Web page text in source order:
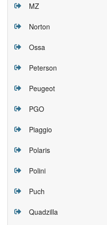
MZ
Norton
Ossa
Peterson
Peugeot
PGO
Piaggio
Polaris
Polini
Puch
Quadzilla